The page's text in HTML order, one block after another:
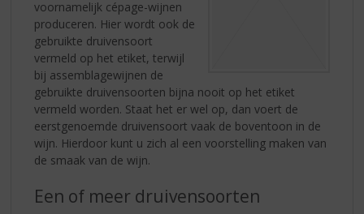
voornamelijk cépage-wijnen
produceren. Hier wordt ook de
gebruikte druivensoort
vermeld op het etiket, terwijl
bij assemblagewijnen de
gebruikte druivensoorten bijna nooit op het etiket
vermeld worden. Staat het er wel op, dan voert de
eerstgenoemde druivensoort vaak de boventoon in de
wijn. Hierdoor kunt u zich al een voorstelling maken van
de smaak van de wijn.
Een of meer druivensoorten